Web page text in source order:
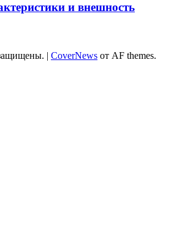
и внешность
| CoverNews от AF themes.